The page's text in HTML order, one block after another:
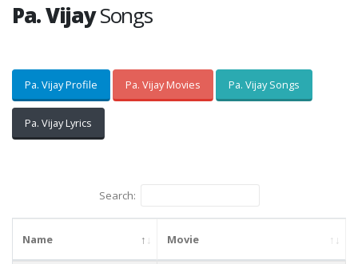
Pa. VijaySongs
Pa. Vijay Profile Pa. Vijay Movies Pa. Vijay Songs
Pa. Vijay Lyrics
Search:
Name Movie